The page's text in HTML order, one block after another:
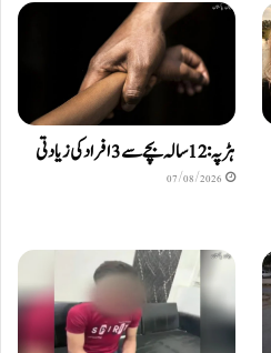
ہڑپہ: 12 سالہ بچے سے 3 افراد کی زیادتی
07/08/2026